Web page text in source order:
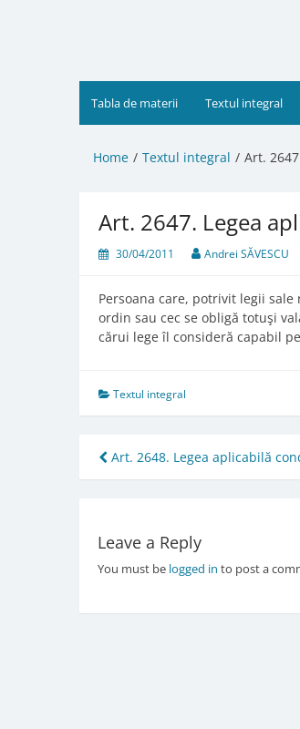
Tabla de materii Textul integral
Home Textul integral Art.
Art. 2647. Legea
30/04/2011 Andrei SĂVESCU
Persoana care, potrivit legii
ordin sau cec se obligă totuşi
cărui lege îl consideră capabil
Textul integral
Post
navigation
Art. 2648. Legea aplicabilă
Leave a Reply
You must be logged in to post a